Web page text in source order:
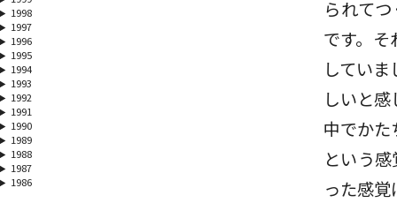
1998
1997
1996
1995
1994
1993
1992
1991
1990
1989
1988
1987
1986
られて
です。
してい
しいと
中でか
という
った感